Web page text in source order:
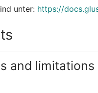
unter: https://
and